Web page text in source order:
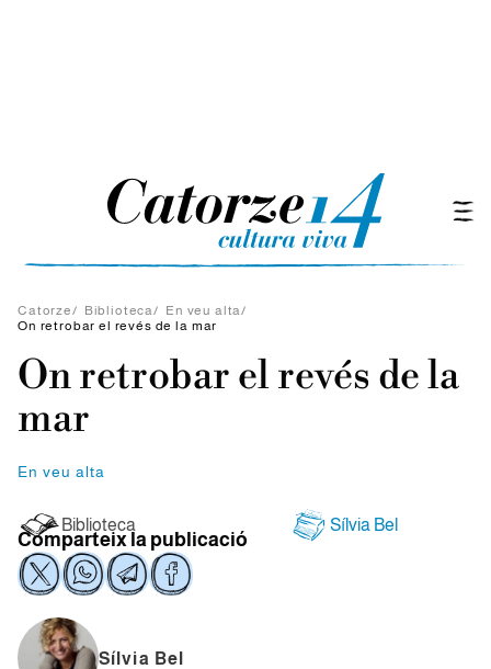
Catorze/ Biblioteca/ En veu alta/
On retrobar el revés de la mar
On retrobar el revés de la
mar
En veu alta
Biblioteca Sílvia Bel
Comparteix la publicació
Sílvia Bel